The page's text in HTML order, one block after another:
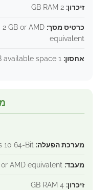
זיכרון:
כרטיס מסך: 2 GB or AMD
equivalent
אחסון:
מערכת הפעלה:
מעבד:
זיכרון: